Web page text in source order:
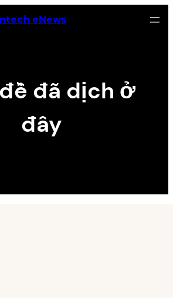
eNews
đã dịch ở
đây